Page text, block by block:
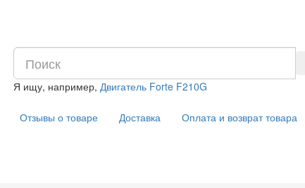
Я ищу, например,Двигатель Forte F210G
Отзывы о товаре Доставка Оплата и возврат товара